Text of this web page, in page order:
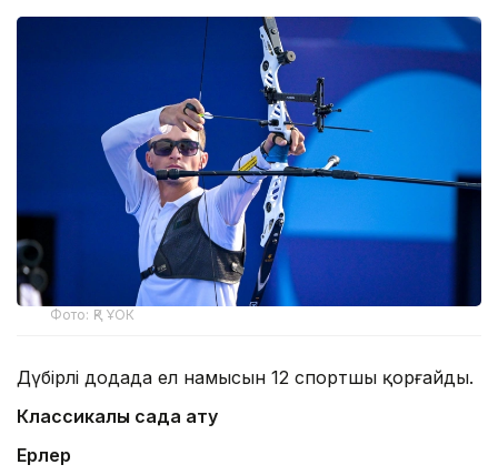
Фото: ҚР ҰОК
Дүбірлі додада ел намысын 12 спортшы қорғайды.
Классикалық садақ ату
Ерлер